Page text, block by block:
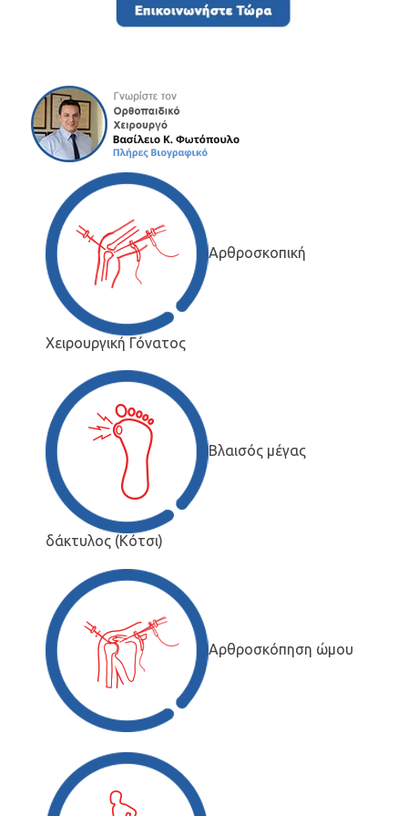
Αρθροσκοπική
Χειρουργική Γόνατος
Βλαισός μέγας
δάκτυλος (Κότσι)
Αρθροσκόπηση ώμου